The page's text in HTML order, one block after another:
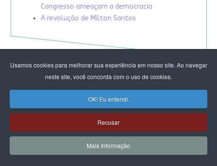
Usamos cookies para melhorar sua experiência em nosso site. Ao navegar
neste site, você concorda com o uso de cookies.
OK! Eu entendi.
Recusar
Mais Informação
Congresso ameaçam a democracia
A revolução de Milton Santos